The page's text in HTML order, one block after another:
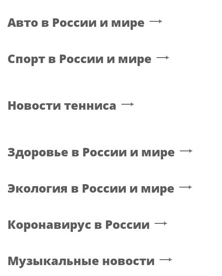
Авто в России и мире
Спорт в России и мире
Новости тенниса
Здоровье в России и мире
Экология в России и мире
Коронавирус в России
Музыкальные новости